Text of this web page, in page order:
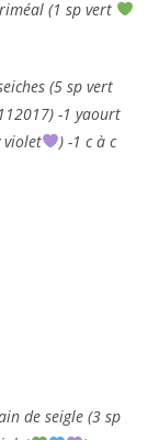
(1 sp vert
(5 sp vert
-1 yaourt
violet
) -1 c à c
de seigle (3 sp